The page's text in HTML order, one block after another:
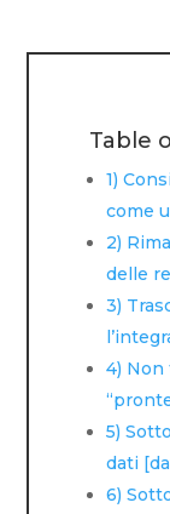
Table
1)
come
2)
delle
3)
4)
5)
dati
6)